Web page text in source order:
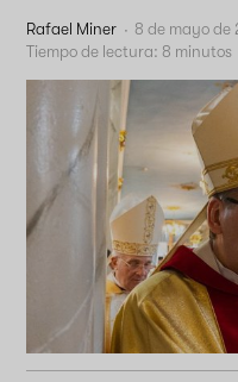
Rafael Miner · 8 de mayo de
Tiempo de lectura: 8 minutos